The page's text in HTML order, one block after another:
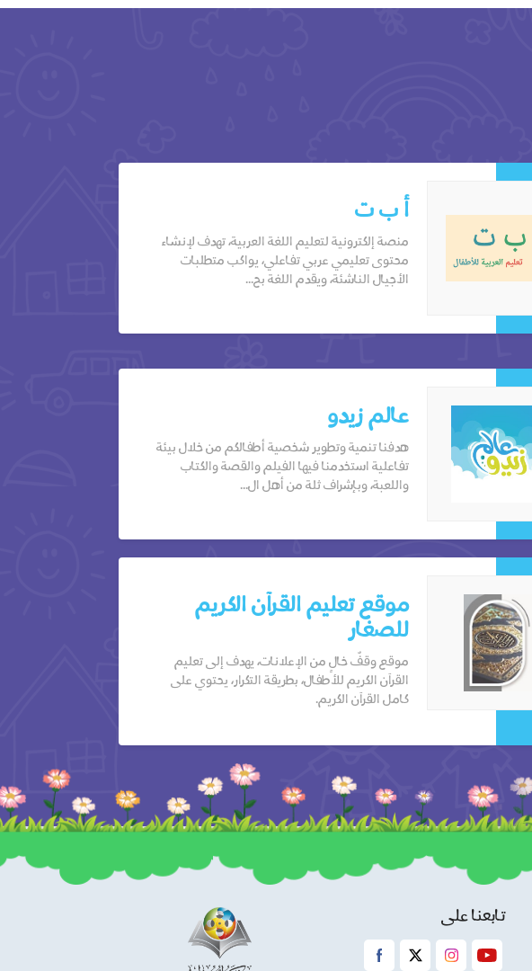
أ ب ت
منصة إلكترونية لتعليم اللغة العربية، تهدف لإنشاء
محتوى تعليمي عربي تفاعلي، يواكب متطلبات
الأجيال الناشئة، ويقدم اللغة بح...
عالم زيدو
هدفنا تنمية وتطوير شخصية أطفالكم من خلال بيئة
تفاعلية استخدمنا فيها الفيلم والقصة والكتاب
واللعبة، وبإشراف ثلة من أهل ال...
موقع تعليم القرآن الكريم
للصغار
موقع وقفٌ خالٍ من الإعلانات، يهدف إلى تعليم
القرآن الكريم للأطفال، بطريقة التكرار، يحتوي على
كامل القرآن الكريم.
تابعنا على